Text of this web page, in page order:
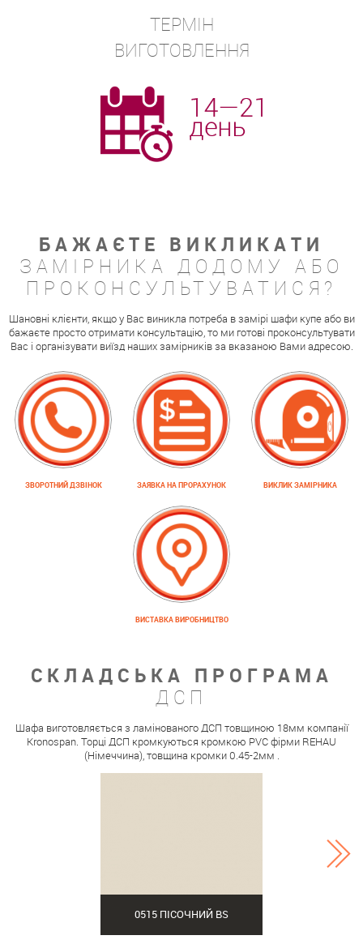
ТЕРМІН
ВИГОТОВЛЕННЯ
БАЖАЄТЕ ВИКЛИКАТИ
ЗАМІРНИКА ДОДОМУ АБО
ПРОКОНСУЛЬТУВАТИСЯ?
Шановні клієнти, якщо у Вас виникла потреба в замірі шафи купе або ви
бажаєте просто отримати консультацію, то ми готові проконсультувати
Вас і організувати виїзд наших замірників за вказаною Вами адресою.
ЗВОРОТНИЙ ДЗВІНОК ЗАЯВКА НА ПРОРАХУНОК ВИКЛИК ЗАМІРНИКА
ВИСТАВКА ВИРОБНИЦТВО
СКЛАДСЬКА ПРОГРАМА
ДСП
Шафа виготовляється з ламінованого ДСП товщиною 18мм компанії
Kronospan. Торці ДСП кромкуються кромкою PVC фірми REHAU
(Німеччина), товщина кромки 0.45-2мм .
0515 ПІСОЧНИЙ BS